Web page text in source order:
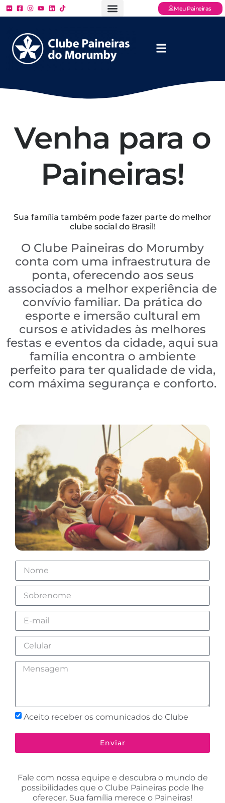
Meu Paineiras
Venha para o
Paineiras!
Sua família também pode fazer parte do melhor
clube social do Brasil!
O Clube Paineiras do Morumby
conta com uma infraestrutura de
ponta, oferecendo aos seus
associados a melhor experiência de
convívio familiar. Da prática do
esporte e imersão cultural em
cursos e atividades às melhores
festas e eventos da cidade, aqui sua
família encontra o ambiente
perfeito para ter qualidade de vida,
com máxima segurança e conforto.
Aceito receber os comunicados do Clube
Enviar
Fale com nossa equipe e descubra o mundo de
possibilidades que o Clube Paineiras pode lhe
oferecer. Sua família merece o Paineiras!